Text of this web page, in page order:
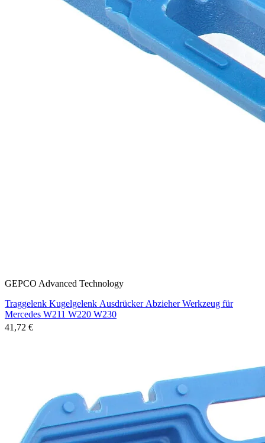
GEPCO Advanced Technology
Traggelenk Kugelgelenk Ausdrücker Abzieher Werkzeug für
Mercedes W211 W220 W230
41,72 €